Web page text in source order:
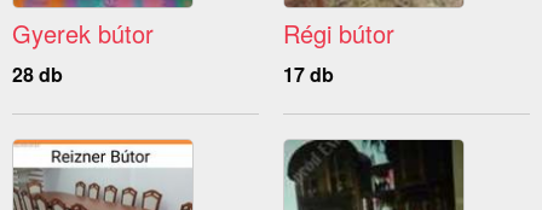
Gyerek bútor
28 db
Régi bútor
17 db